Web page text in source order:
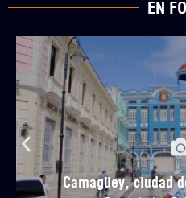
EN
Camagüey, ciudad